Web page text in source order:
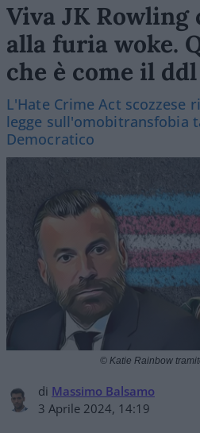
Viva JK Rowling
alla furia woke.
che è come il
L'Hate Crime Act scozzese
legge sull'omobitransfobia
Democratico
di Massimo Balsamo
3 Aprile 2024, 14:19
© Katie Rainbow